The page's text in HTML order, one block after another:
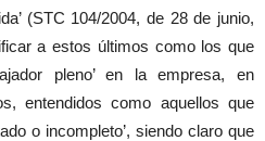
(STC 104/2004, de 28 de junio,
a estos últimos como los que
pleno’ en la empresa, en
entendidos como aquellos que
o incompleto’, siendo claro que